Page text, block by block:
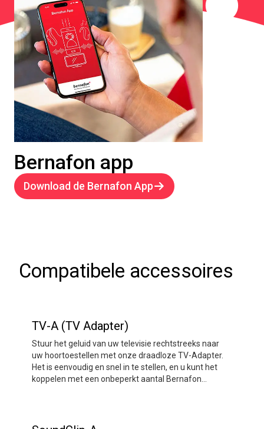
Bernafon app
Download de Bernafon App
Compatibele accessoires
TV-A (TV Adapter)
Stuur het geluid van uw televisie rechtstreeks naar
uw hoortoestellen met onze draadloze TV-Adapter.
Het is eenvoudig en snel in te stellen, en u kunt het
koppelen met een onbeperkt aantal Bernafon